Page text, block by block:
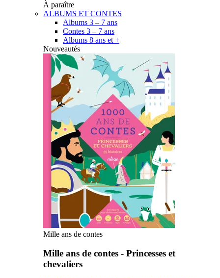
À paraître
ALBUMS ET CONTES
Albums 3 – 7 ans
Contes 3 – 7 ans
Albums 8 ans et +
Nouveautés
Mille ans de contes
Mille ans de contes - Princesses et
chevaliers